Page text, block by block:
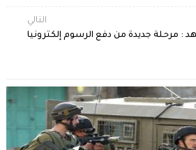
التالي
: مرحلة جديدة من دفع الرسوم إلكترونيا